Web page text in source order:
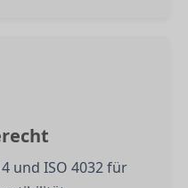
und ISO 4032 für